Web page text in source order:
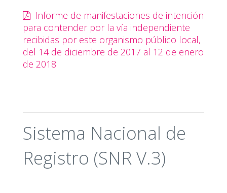
Informe de manifestaciones de intención
para contender por la vía independiente
recibidas por este organismo público local,
del 14 de diciembre de 2017 al 12 de enero
de 2018.
Sistema Nacional de
Registro (SNR V.3)